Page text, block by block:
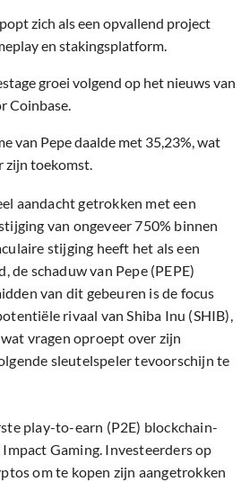
zich als een opvallend project
en stakingsplatform.
groei volgend op het nieuws van
Coinbase.
van Pepe daalde met 35,23%, wat
zijn toekomst.
aandacht getrokken met een
van ongeveer 750% binnen
stijging heeft het als een
de schaduw van Pepe (PEPE)
van dit gebeuren is de focus
rivaal van Shiba Inu (SHIB),
wat vragen oproept over zijn
sleutelspeler tevoorschijn te
play-to-earn (P2E) blockchain-
Gaming. Investeerders op
om te kopen zijn aangetrokken